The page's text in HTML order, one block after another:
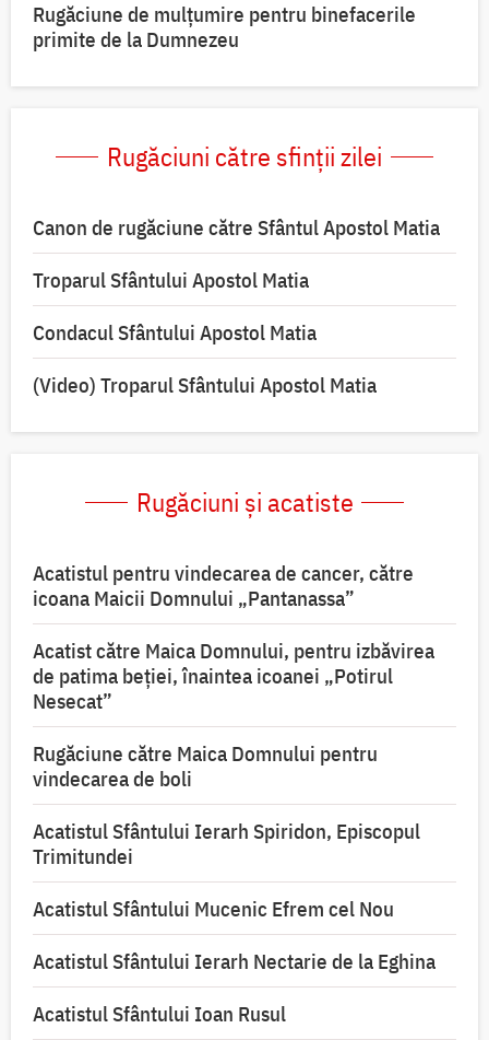
Rugăciune de mulțumire pentru binefacerile
primite de la Dumnezeu
Rugăciuni către sfinții zilei
Canon de rugăciune către Sfântul Apostol Matia
Troparul Sfântului Apostol Matia
Condacul Sfântului Apostol Matia
(Video) Troparul Sfântului Apostol Matia
Rugăciuni și acatiste
Acatistul pentru vindecarea de cancer, către
icoana Maicii Domnului „Pantanassa”
Acatist către Maica Domnului, pentru izbăvirea
de patima beției, înaintea icoanei „Potirul
Nesecat”
Rugăciune către Maica Domnului pentru
vindecarea de boli
Acatistul Sfântului Ierarh Spiridon, Episcopul
Trimitundei
Acatistul Sfântului Mucenic Efrem cel Nou
Acatistul Sfântului Ierarh Nectarie de la Eghina
Acatistul Sfântului Ioan Rusul